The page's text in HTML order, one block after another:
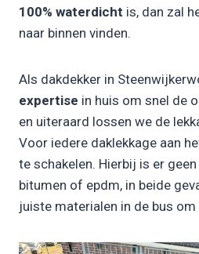
100% waterdicht is, dan zal
naar binnen vinden.
Als dakdekker in
expertise in huis om snel de
en uiteraard lossen we de
Voor iedere daklekkage aan
te schakelen. Hierbij is er
bitumen of epdm, in beide
juiste materialen in de bus